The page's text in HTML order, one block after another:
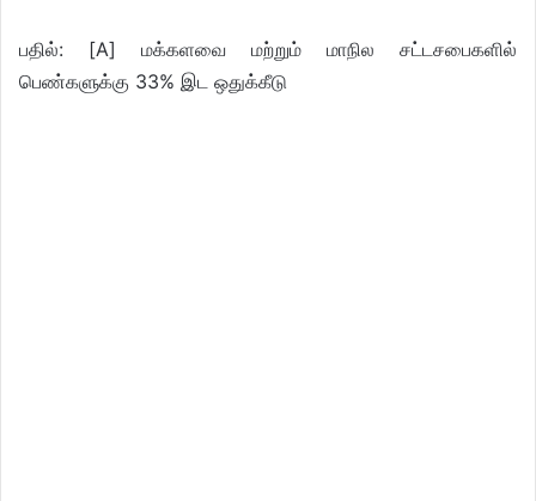
பதில்: [A] மக்களவை மற்றும் மாநில சட்டசபைகளில்
பெண்களுக்கு 33% இட ஒதுக்கீடு